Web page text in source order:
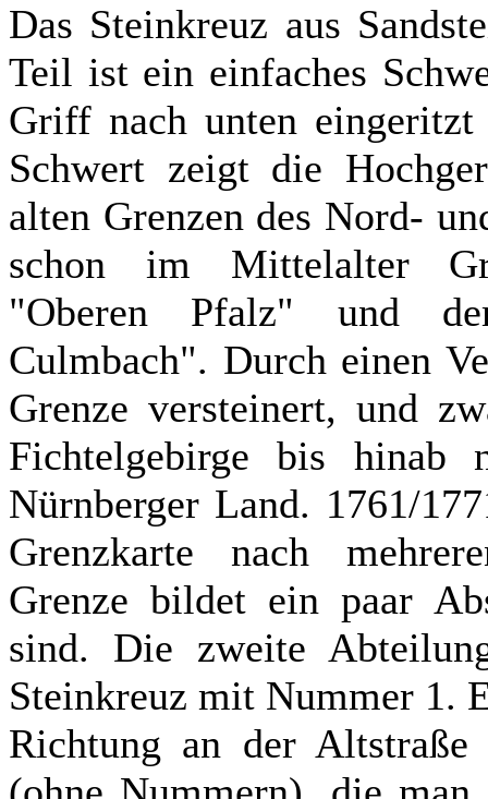
Das Steinkreuz aus
Teil ist ein einfaches
Griff nach unten eingeritzt
Schwert zeigt die
alten Grenzen des Nord-
schon im Mittelalter
"Oberen Pfalz" und
Culmbach". Durch einen
Grenze versteinert, und
Fichtelgebirge bis hinab
Nürnberger Land. 1761/
Grenzkarte nach
Grenze bildet ein paar
sind. Die zweite
Steinkreuz mit Nummer 1.
Richtung an der Altstraße